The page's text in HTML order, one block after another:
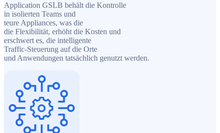
Application GSLB behält die Kontrolle
in isolierten Teams und
teure Appliances, was die
die Flexibilität, erhöht die Kosten und
erschwert es, die intelligente
Traffic-Steuerung auf die Orte
und Anwendungen tatsächlich genutzt werden.